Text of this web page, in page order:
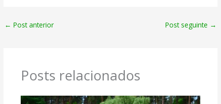
← Post anterior Post seguinte →
Posts relacionados